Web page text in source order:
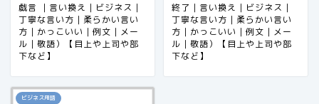
戯言 ｜言い換え｜ビジネス｜
丁寧な言い方｜柔らかい言い
方｜かっこいい｜例文｜メー
ル｜敬語）【目上や上司や部
下など】​​​​​​​​​​​​​​​​
終了｜言い換え｜ビジネス｜
丁寧な言い方｜柔らかい言い
方｜かっこいい｜例文｜メー
ル｜敬語）【目上や上司や部
下など】
ビジネス用語